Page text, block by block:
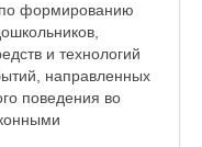
по формированию
и технологий
направленных
поведения во